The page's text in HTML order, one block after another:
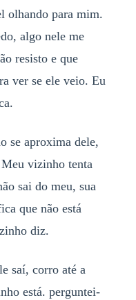
olhando para mim.
algo nele me
resisto e que
ver se ele veio. Eu
se aproxima dele,
Meu vizinho tenta
sai do meu, sua
que não está
diz.
saí, corro até a
está. perguntei-